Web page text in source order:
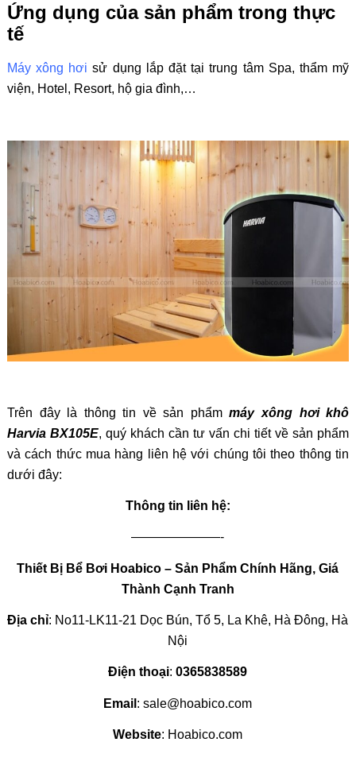
Ứng dụng của sản phẩm trong thực
tế
Máy xông hơi sử dụng lắp đặt tại trung tâm Spa, thẩm mỹ
viện, Hotel, Resort, hộ gia đình,…
Trên đây là thông tin vềsản phẩmmáy xông hơi khô
Harvia BX105E, quý khách cần tư vấn chi tiết về sản phẩm
và cách thức mua hàng liên hệ với chúng tôi theo thông tin
dưới đây:
Thông tin liên hệ:
———————-
Thiết Bị Bể Bơi Hoabico – Sản Phẩm Chính Hãng, Giá
Thành Cạnh Tranh
Địa chỉ: No11-LK11-21 Dọc Bún, Tổ 5, La Khê, Hà Đông, Hà
Nội
Điện thoại:0365838589
Email : sale@hoabico.com
Website: Hoabico.com